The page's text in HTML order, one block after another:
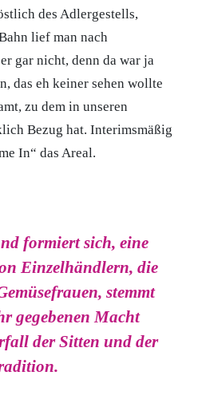
des Adlergestells,
lief man nach
gar nicht, denn da war ja
das eh keiner sehen wollte
zu dem in unseren
Bezug hat. Interimsmäßig
In“ das Areal.
formiert sich, eine
Einzelhändlern, die
stemmt
gegebenen Macht
der Sitten und der